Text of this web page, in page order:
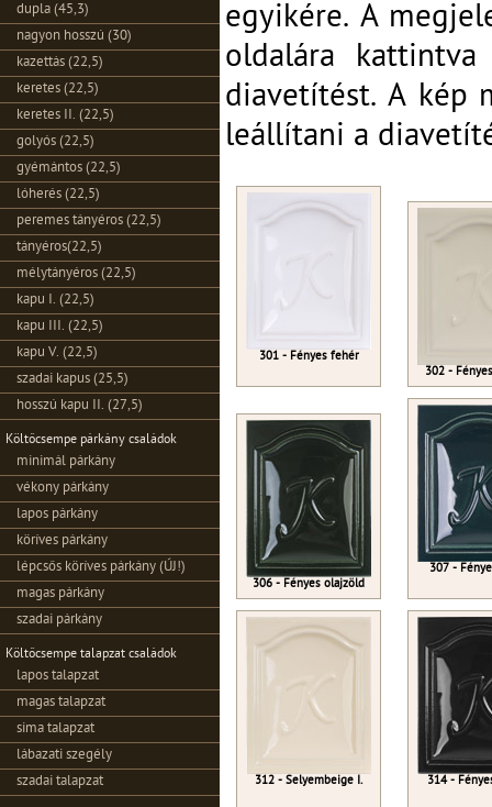
dupla (45,3)
nagyon hosszú (30)
kazettás (22,5)
keretes (22,5)
keretes II. (22,5)
golyós (22,5)
gyémántos (22,5)
lóherés (22,5)
peremes tányéros (22,5)
tányéros(22,5)
mélytányéros (22,5)
kapu I. (22,5)
kapu III. (22,5)
kapu V. (22,5)
szadai kapus (25,5)
hosszú kapu II. (27,5)
Költőcsempe párkány családok
minimál párkány
vékony párkány
lapos párkány
köríves párkány
lépcsős köríves párkány (ÚJ!)
magas párkány
szadai párkány
Költőcsempe talapzat családok
lapos talapzat
magas talapzat
sima talapzat
lábazati szegély
szadai talapzat
egyikére. A
oldalára
diavetítést. A kép
leállítani a
301 - Fényes fehér
302 -
306 - Fényes olajzöld
307 -
312 - Selyembeige I. 314 -